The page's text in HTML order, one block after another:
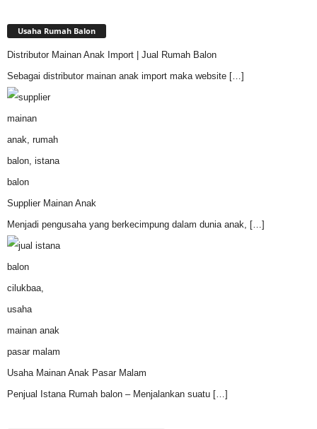
Usaha Rumah Balon
Distributor Mainan Anak Import | Jual Rumah Balon
Sebagai distributor mainan anak import maka website […]
Supplier Mainan Anak
Menjadi pengusaha yang berkecimpung dalam dunia anak,
[…]
Usaha Mainan Anak Pasar Malam
Penjual Istana Rumah balon – Menjalankan suatu […]